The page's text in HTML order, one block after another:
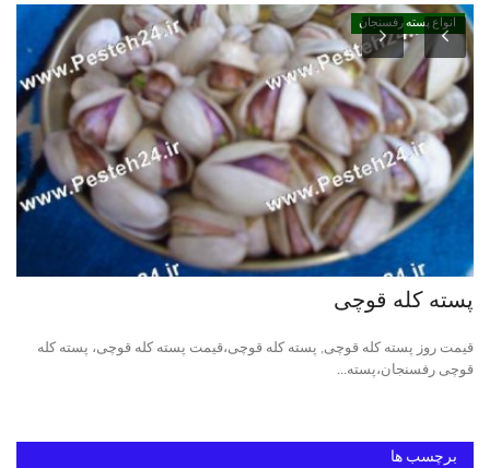
انواع پسته رفسنجان
پسته کله قوچی
قیمت روز پسته کله قوچی, پسته کله قوچی،قیمت پسته کله قوچی، پسته کله
قوچی رفسنجان،پسته...
برچسب ها